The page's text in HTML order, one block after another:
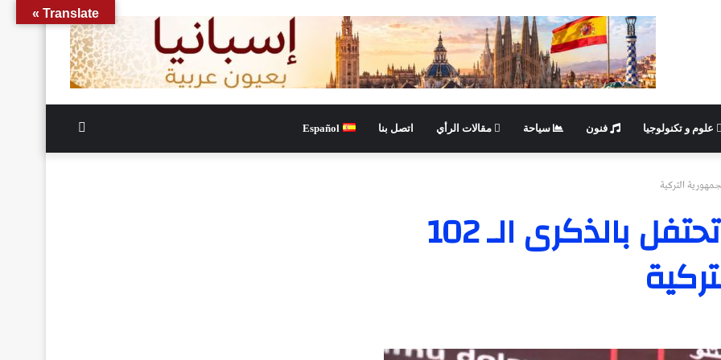
علوم و تكنولوجيا فنون سياحة مقالات الرأي اتصل بنا Español
سفارة تركيا بالقاهرة تحتفل بالذكرى الـ 102
Translate »